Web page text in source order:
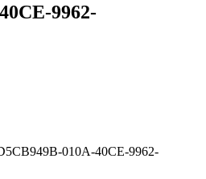
9962-
010A-40CE-9962-